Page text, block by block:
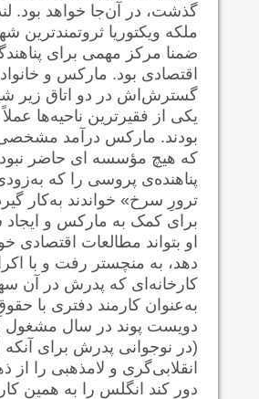
گذشت، در آن‌جا خواهد بود.
ملکه ویکتوریا ثروتمندترین
ضمنا مرکز مهمی برای
اقتصادی بود. مارکس و
گسترش‌اش در دو اتاق زیر
یکی از فقیرترین ناحیه‌ها
بودند. مارکس درآمد
که هیچ مؤسسه ای حاضر نبود
پناهنده‌ی پروسی را که
ترورِ سرخ» خواندند به‌کار
برای کمک به مارکس و
او بتواند مطالعات اقتصادی
دهد، به منچستر رفت و با
کارخانه‌ای که پدرش در آن
به‌عنوان کارمند دفتری با
دویست پوند در سال مشغول
(در نوجوانی پدرش برای آنکه
انقلابی‌گری و لامذهبی را
دور کند انگلس را به همین